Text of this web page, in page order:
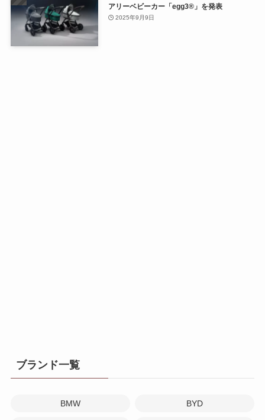
アリーベビーカー「egg3®」を発表
2025年9月9日
ブランド一覧
BMW BYD